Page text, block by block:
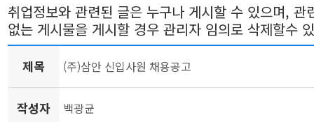
취업정보와 관련된 글은 누구나 게시할 수 있으며, 관
없는 게시물을 게시할 경우 관리자 임의로 삭제할수
제목 (주)삼안 신입사원 채용공고
작성자 백광균